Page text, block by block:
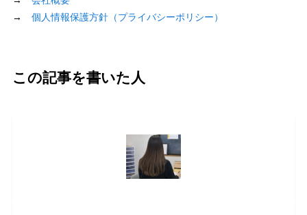
→ 個人情報保護方針（プライバシーポリシー）
この記事を書いた人